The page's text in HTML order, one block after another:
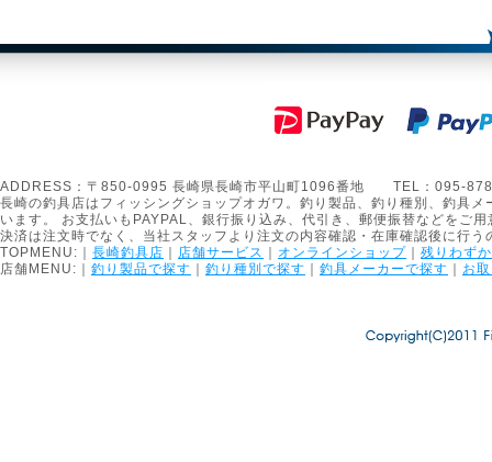
ADDRESS：〒850-0995 長崎県長崎市平山町1096番地 TEL：
長崎の釣具店はフィッシングショップオガワ。釣り製品、釣り種別、釣具
います。 お支払いもPAYPAL、銀行振り込み、代引き、郵便振替などをご用
決済は注文時でなく、当社スタッフより注文の内容確認・在庫確認後に行
TOPMENU:｜ 長崎釣具店 ｜ 店舗サービス ｜ オンラインショップ ｜ 残りわず
店舗MENU:｜ 釣り製品で探す ｜ 釣り種別で探す ｜ 釣具メーカーで探す ｜ お